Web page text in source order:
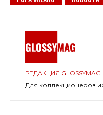
РЕДАКЦИЯ
Для коллекционеров